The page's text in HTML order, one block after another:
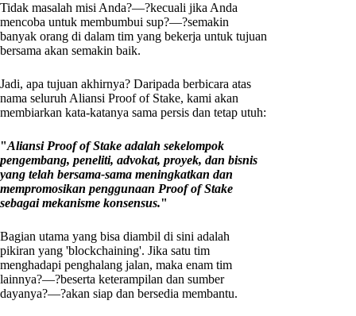
Tidak masalah misi Anda?—?kecuali jika Anda
mencoba untuk membumbui sup?—?semakin
banyak orang di dalam tim yang bekerja untuk tujuan
bersama akan semakin baik.
Jadi, apa tujuan akhirnya? Daripada berbicara atas
nama seluruh Aliansi Proof of Stake, kami akan
membiarkan kata-katanya sama persis dan tetap utuh:
"Aliansi Proof of Stake adalah sekelompok
pengembang, peneliti, advokat, proyek, dan bisnis
yang telah bersama-sama meningkatkan dan
mempromosikan penggunaan Proof of Stake
sebagai mekanisme konsensus."
Bagian utama yang bisa diambil di sini adalah
pikiran yang 'blockchaining'. Jika satu tim
menghadapi penghalang jalan, maka enam tim
lainnya?—?beserta keterampilan dan sumber
dayanya?—?akan siap dan bersedia membantu.